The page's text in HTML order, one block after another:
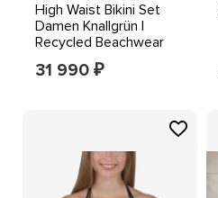
High Waist Bikini Set
Damen Knallgrün |
Recycled Beachwear
31 990 ₽